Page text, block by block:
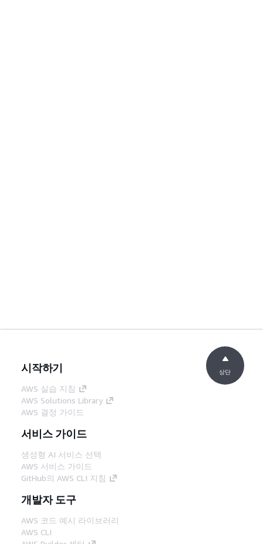
시작하기
AWS 실습 지침
AWS Solutions Library
AWS 결정 가이드
서비스 가이드
생성형 AI 서비스 선택
AWS 서비스 가이드
GitHub의 AWS CLI 지침
개발자 도구
AWS 코드 예시 라이브러리
AWS CLI
상단